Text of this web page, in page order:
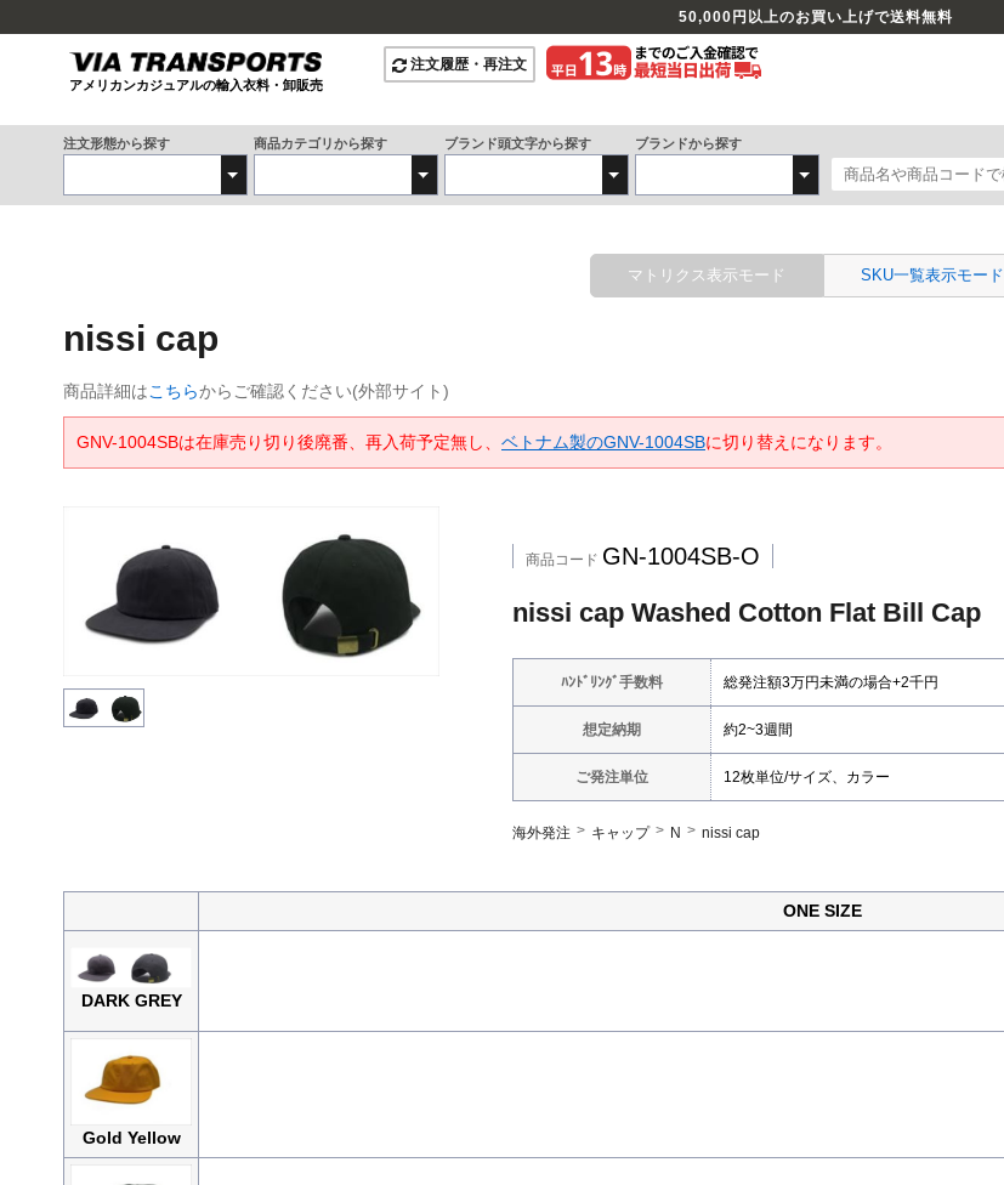
50,000 円以上のお買い上げで送料無料
アメリカンカジュアルの輸入衣料・卸販売
注文履歴・再注文
注文形態から探す 商品カテゴリから探す ブランド頭文字から探す ブランドから探す
マトリクス表示モード SKU一覧表示モード
nissi cap
商品詳細はこちらからご確認ください(外部サイト)
GNV-1004SBは在庫売り切り後廃番、再入荷予定無し、 ベトナム製のGNV-1004SBに切り替えになります。
商品コード GN-1004SB-O
nissi cap Washed Cotton Flat Bill Cap
ﾊﾝﾄﾞﾘﾝｸﾞ手数料 総発注額3万円未満の場合+2千円
想定納期 約2~3週間
ご発注単位 12枚単位/サイズ、カラー
海外発注 キャップ N nissi cap
ONE SIZE
DARK GREY
Gold Yellow